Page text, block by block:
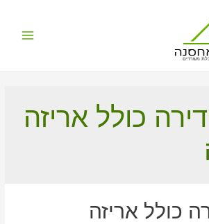
משרדים
כולל אריזה
כולל אריזה